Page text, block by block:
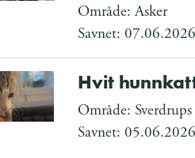
Område: Asker
Savnet: 07.06.2026
Hvit
Område:
Savnet: 05.06.2026